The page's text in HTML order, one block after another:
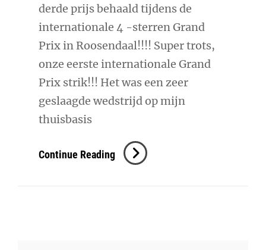
derde prijs behaald tijdens de
internationale 4 -sterren Grand
Prix in Roosendaal!!!! Super trots,
onze eerste internationale Grand
Prix strik!!! Het was een zeer
geslaagde wedstrijd op mijn
thuisbasis
Continue Reading3e